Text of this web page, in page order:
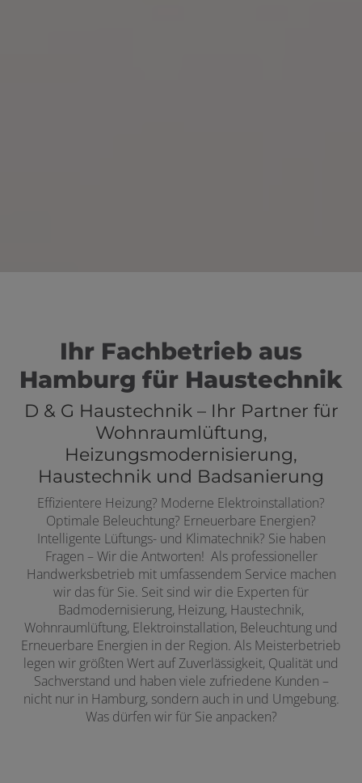
Ihr Fachbetrieb aus
Hamburg für Haustechnik
D & G Haustechnik – Ihr Partner für
Wohnraumlüftung,
Heizungsmodernisierung,
Haustechnik und Badsanierung
Effizientere Heizung? Moderne Elektroinstallation?
Optimale Beleuchtung? Erneuerbare Energien?
Intelligente Lüftungs- und Klimatechnik? Sie haben
Fragen – Wir die Antworten! Als professioneller
Handwerksbetrieb mit umfassendem Service machen
wir das für Sie. Seit sind wir die Experten für
Badmodernisierung, Heizung, Haustechnik,
Wohnraumlüftung, Elektroinstallation, Beleuchtung und
Erneuerbare Energien in der Region. Als Meisterbetrieb
legen wir größten Wert auf Zuverlässigkeit, Qualität und
Sachverstand und haben viele zufriedene Kunden –
nicht nur in Hamburg, sondern auch in und Umgebung.
Was dürfen wir für Sie anpacken?